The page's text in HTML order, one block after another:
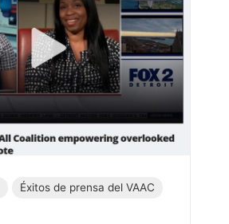
Éxitos de prensa del VAAC